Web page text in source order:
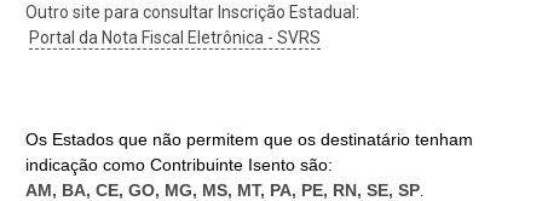
Outro site para consultar Inscrição Estadual:
Portal da Nota Fiscal Eletrônica - SVRS
Os Estados que não permitem que os destinatário tenham
indicação como Contribuinte Isento são:
AM, BA, CE, GO, MG, MS, MT, PA, PE, RN, SE, SP